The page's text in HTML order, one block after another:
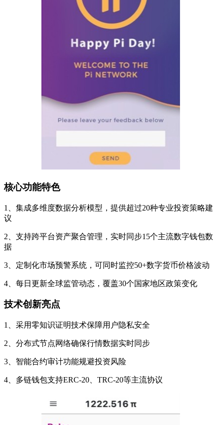
核心功能特色
1、集成多维度数据分析模型，提供超过20种专业投资策略建
议
2、支持跨平台资产聚合管理，实时同步15个主流数字钱包数
据
3、定制化市场预警系统，可同时监控50+数字货币价格波动
4、每日更新全球监管动态，覆盖30个国家地区政策变化
技术创新亮点
1、采用零知识证明技术保障用户隐私安全
2、分布式节点网络确保行情数据实时同步
3、智能合约审计功能规避投资风险
4、多链钱包支持ERC-20、TRC-20等主流协议